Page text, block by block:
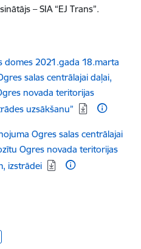
– SIA “EJ Trans”.
domes 2021.gada 18.marta
salas centrālajai daļai,
novada teritorijas
uzsākšanu”
Ogres salas centrālajai
Ogres novada teritorijas
izstrādei